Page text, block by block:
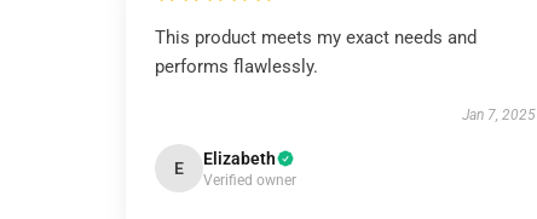
This product meets my exact needs and
performs flawlessly.
Jan 7, 2025
E Elizabeth
Verified owner